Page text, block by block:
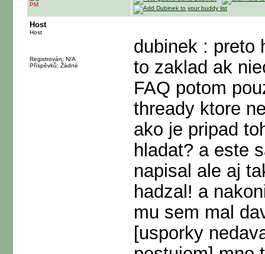
PM
Host
Host
Registrován: N/A
Příspěvků: Žádné
dubinek : preto
to zaklad ak
FAQ potom
thready ktore
ako je pripad
hladat? a este
napisal ale aj
hadzal! a
mu sem mal
[usporky